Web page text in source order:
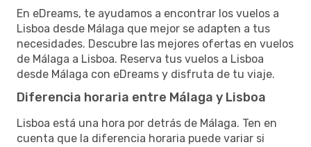
En eDreams, te ayudamos a encontrar los vuelos a
Lisboa desde Málaga que mejor se adapten a tus
necesidades. Descubre las mejores ofertas en vuelos
de Málaga a Lisboa. Reserva tus vuelos a Lisboa
desde Málaga con eDreams y disfruta de tu viaje.
Diferencia horaria entre Málaga y Lisboa
Lisboa está una hora por detrás de Málaga. Ten en
cuenta que la diferencia horaria puede variar si